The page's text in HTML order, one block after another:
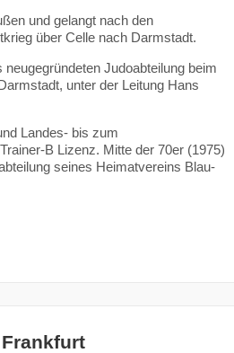
und gelangt nach den
über Celle nach Darmstadt.
Judoabteilung beim
unter der Leitung Hans
Landes- bis zum
B Lizenz. Mitte der 70er (1975)
seines Heimatvereins Blau-